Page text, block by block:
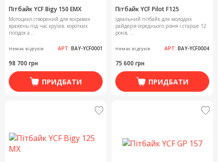
Пітбайк YCF Bigy 150 EMX
Мотоцикл створений для яскравих
вражень під час круїзів, коротких
поїздок а...
Немає відгуків АРТ: BAY-YCF0001
98 700 грн
ПРИДБАТИ
Пітбайк YCF Pilot F125
Ідеальний пітбайк для молодих
райдерів середнього рівня і старше 12
років, ...
Немає відгуків АРТ: BAY-YCF0004
75 600 грн
ПРИДБАТИ